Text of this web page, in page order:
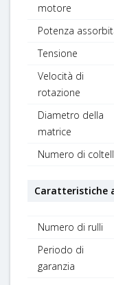
motore
Potenza
Tensione
Velocità di
rotazione
Diametro della
matrice
Numero di
Caratteristiche
Numero di rulli
Periodo di
garanzia